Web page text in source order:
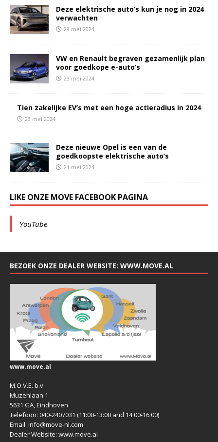
Deze elektrische auto’s kun je nog in 2024
verwachten
28 mei 2024
VW en Renault begraven gezamenlijk plan
voor goedkope e-auto’s
23 mei 2024
Tien zakelijke EV’s met een hoge actieradius in 2024
23 mei 2024
Deze nieuwe Opel is een van de
goedkoopste elektrische auto’s
21 mei 2024
LIKE ONZE MOVE FACEBOOK PAGINA
YouTube
BEZOEK ONZE DEALER WEBSITE: WWW.MOVE.AL
www.move.al
M.O.V.E. b.v.
Muzenlaan 1
5631 GA, Eindhoven
Telefoon: 040-2407031 (11:00-13:00 and 14:00-16:00)
Email: info@move-nl.com
Dealer Website: www.move.al